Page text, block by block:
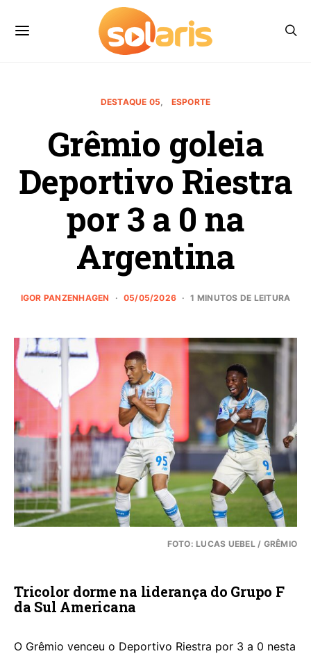
DESTAQUE 05 ESPORTE
Grêmio goleia
Deportivo Riestra
por 3 a 0 na
Argentina
IGOR PANZENHAGEN 05/05/2026 1 MINUTOS DE LEITURA
FOTO: LUCAS UEBEL / GRÊMIO
Tricolor dorme na liderança do Grupo F
da Sul Americana
O Grêmio venceu o Deportivo Riestra por 3 a 0 nesta